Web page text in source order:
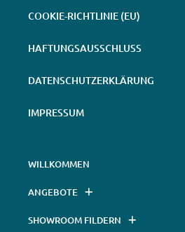
COOKIE-RICHTLINIE (EU)
HAFTUNGSAUSSCHLUSS
DATENSCHUTZERKLÄRUNG
IMPRESSUM
WILLKOMMEN
ANGEBOTE
SHOWROOM FILDERN